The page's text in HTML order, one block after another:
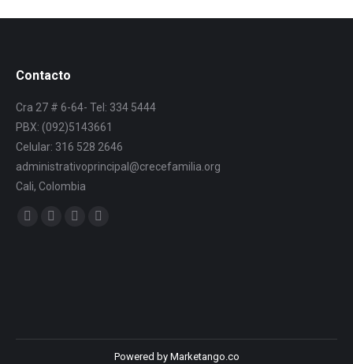
Contacto
Cra 27 # 6-64- Tel: 334 5444
PBX: (092)5143661
Celular: 316 528 2646
administrativoprincipal@crecefamilia.org
Cali, Colombia
Find us on:
Powered by Marketango.co